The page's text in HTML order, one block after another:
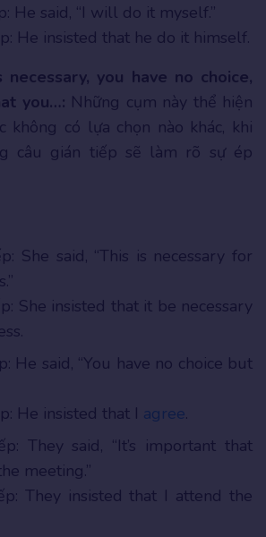
He said, “I will do it myself.”
He insisted that he do it himself.
necessary, you have no choice,
you…: Những cụm này thể hiện
không có lựa chọn nào khác, khi
câu gián tiếp sẽ làm rõ sự ép
She said, “This is necessary for
She insisted that it be necessary
He said, “You have no choice but
He insisted that I agree.
They said, “It’s important that
meeting.”
They insisted that I attend the